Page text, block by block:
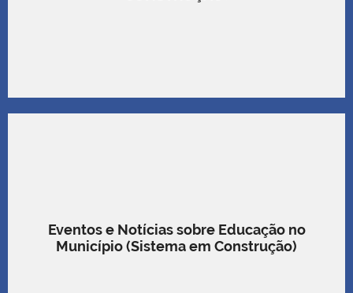
Eventos e Notícias sobre Educação no
Município (Sistema em Construção)